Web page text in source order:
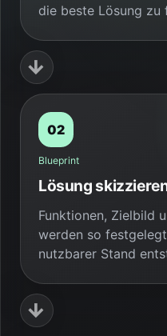
die beste Lösung zu
→
02
Blueprint
Lösung
Funktionen, Zielbild
werden so
nutzbarer Stand
→